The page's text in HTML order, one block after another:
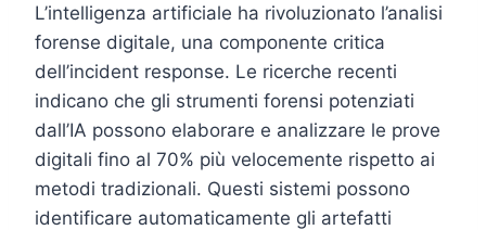
L’intelligenza artificiale ha rivoluzionato l’analisi
forense digitale, una componente critica
dell’incident response. Le ricerche recenti
indicano che gli strumenti forensi potenziati
dall’IA possono elaborare e analizzare le prove
digitali fino al 70% più velocemente rispetto ai
metodi tradizionali. Questi sistemi possono
identificare automaticamente gli artefatti